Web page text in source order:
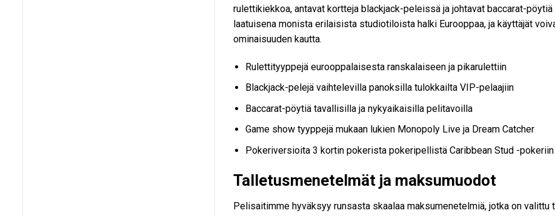
rulettikiekkoa, antavat kortteja blackjack-peleissä ja johtavat baccarat-
laatuisena monista erilaisista studiotiloista halki Eurooppaa, ja käyttäjät
ominaisuuden kautta.
Rulettityyppejä eurooppalaisesta ranskalaiseen ja pikarulettiin
Blackjack-pelejä vaihtelevilla panoksilla tulokkailta VIP-pelaajiin
Baccarat-pöytiä tavallisilla ja nykyaikaisilla pelitavoilla
Game show tyyppejä mukaan lukien Monopoly Live ja Dream Catcher
Pokeriversioita 3 kortin pokerista pokeripellistä Caribbean Stud -pokeriin
Talletusmenetelmät ja maksumuodot
Pelisaitimme hyväksyy runsasta skaalaa maksumenetelmiä, jotka on valittu